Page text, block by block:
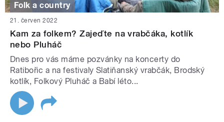
Folk a country
21. červen 2022
Kam za folkem? Zajeďte na vrabčáka, kotlík
nebo Pluháč
Dnes pro vás máme pozvánky na koncerty do
Ratibořic a na festivaly Slatiňanský vrabčák, Brodský
kotlík, Folkový Pluháč a Babí léto...